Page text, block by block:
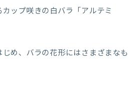
ップ咲きの白バラ「アルテミ
め、バラの花形にはさまざまなも